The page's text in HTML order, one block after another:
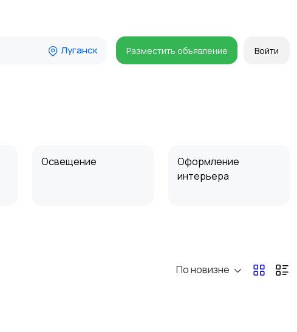
Луганск Разместить объявление Войти
Освещение
Оформление
интерьера
По новизне